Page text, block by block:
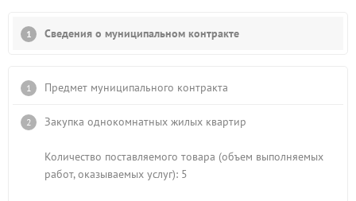
Сведения о муниципальном контракте
Предмет муниципального контракта
Закупка однокомнатных жилых квартир
Количество поставляемого товара (объем выполняемых
работ, оказываемых услуг): 5